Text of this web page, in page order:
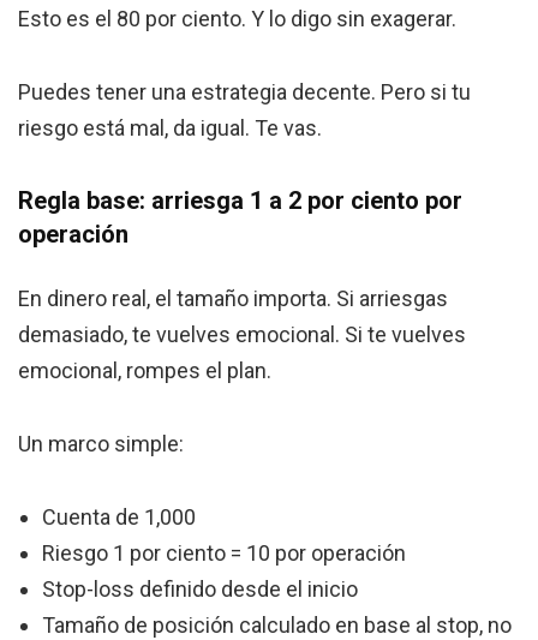
Esto es el 80 por ciento. Y lo digo sin exagerar.
Puedes tener una estrategia decente. Pero si tu
riesgo está mal, da igual. Te vas.
Regla base: arriesga 1 a 2 por ciento por
operación
En dinero real, el tamaño importa. Si arriesgas
demasiado, te vuelves emocional. Si te vuelves
emocional, rompes el plan.
Un marco simple:
Cuenta de 1,000
Riesgo 1 por ciento = 10 por operación
Stop-loss definido desde el inicio
Tamaño de posición calculado en base al stop, no